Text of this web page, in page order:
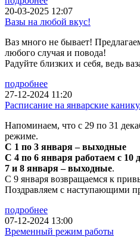
20-03-2025 12:07
Вазы на любой вкус!
Ваз много не бывает!
любого случая и повода!
Радуйте близких и себя, ведь
подробнее
27-12-2024 11:20
Расписание на январские
Напоминаем, что с 29 по 31
режиме.
С 1 по 3 января – выходные
С 4 по 6 января работаем с 10
7 и 8 января – выходные.
С 9 января возвращаемся к
Поздравляем с наступающими
подробнее
07-12-2024 13:00
Временный режим работы